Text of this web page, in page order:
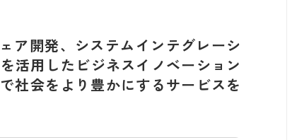
ア開発、システムインテグレーシ
活用したビジネスイノベーション
社会をより豊かにするサービスを